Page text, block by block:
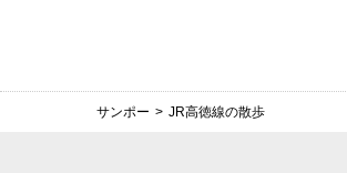
サンポー > JR高徳線の散歩